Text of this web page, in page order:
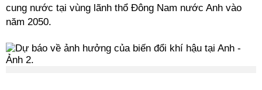
cung nước tại vùng lãnh thổ Đông Nam nước Anh vào
năm 2050.